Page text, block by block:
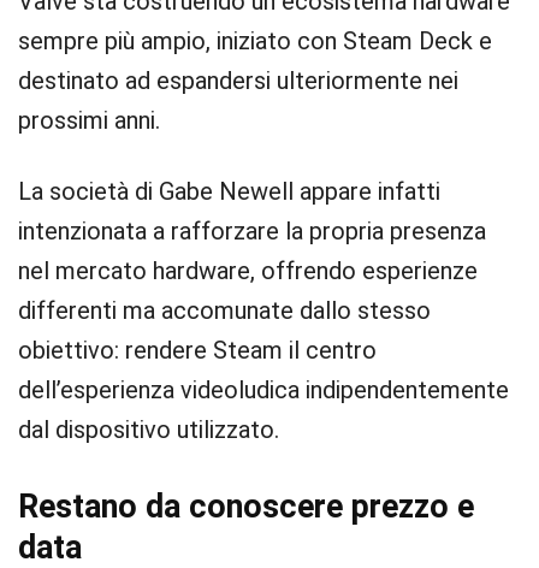
sempre più ampio, iniziato con Steam Deck e
destinato ad espandersi ulteriormente nei
prossimi anni.
La società di Gabe Newell appare infatti
intenzionata a rafforzare la propria presenza
nel mercato hardware, offrendo esperienze
differenti ma accomunate dallo stesso
obiettivo: rendere Steam il centro
dell’esperienza videoludica indipendentemente
dal dispositivo utilizzato.
Restano da conoscere prezzo e
data